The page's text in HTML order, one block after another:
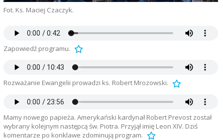
Fot. Ks. Maciej Czaczyk.
Zapowiedź programu.
Rozważanie Ewangelii prowadzi ks. Robert Mrozowski.
Mamy nowego papieża. Amerykański kardynał Robert Prevost został
wybrany kolejnym następcą św. Piotra. Przyjął imię Leon XIV. Dziś
komentarze po konklawe zdominują program.